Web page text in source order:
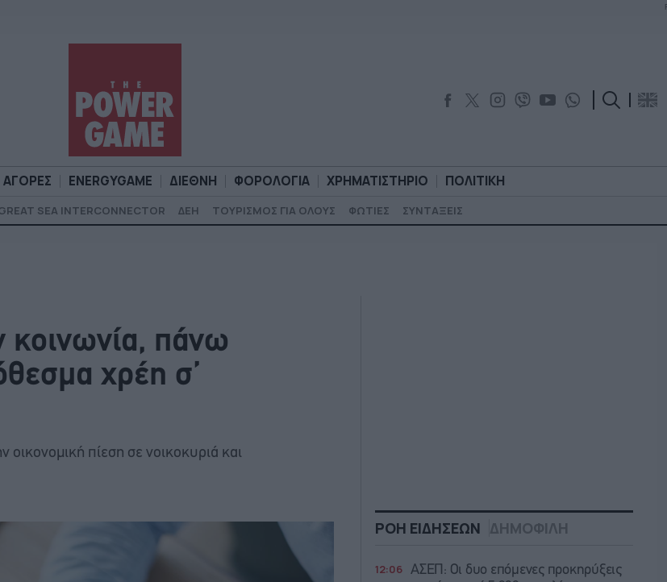
ΑΓΟΡΕΣ ENERGYGAME ΔΙΕΘΝΗ ΦΟΡΟΛΟΓΙΑ ΧΡΗΜΑΤΙΣΤΗΡΙΟ ΠΟΛΙΤΙΚΗ
SEA INTERCONNECTOR ΔΕΗ ΤΟΥΡΙΣΜΟΣ ΓΙΑ ΟΛΟΥΣ ΦΩΤΙΕΣ ΣΥΝΤΑΞΕΙΣ
πάνω
χρέη σ’
οικονομική πίεση σε νοικοκυριά και
ΡΟΗ ΕΙΔΗΣΕΩΝ ΔΗΜΟΦΙΛΗ
12:06 ΑΣΕΠ: Οι δυο επόμενες προκηρύξεις